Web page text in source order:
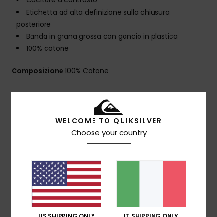
Etichetta ad alta definizione sulla chiusura
posteriore
Banda in grana grossa con gancio in plastica
100% cotone
Composizione 100% Cotone
Recensioni dei clienti
Punteggio medio
4.0/5
WELCOME TO QUIKSILVER
Choose your country